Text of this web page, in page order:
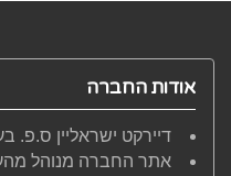
אודות החברה
דיירקט ישראליין ס.פ.
אתר החברה מנוהל